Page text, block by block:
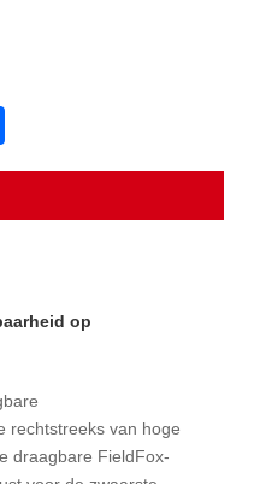
op
rechtstreeks van hoge
draagbare FieldFox-